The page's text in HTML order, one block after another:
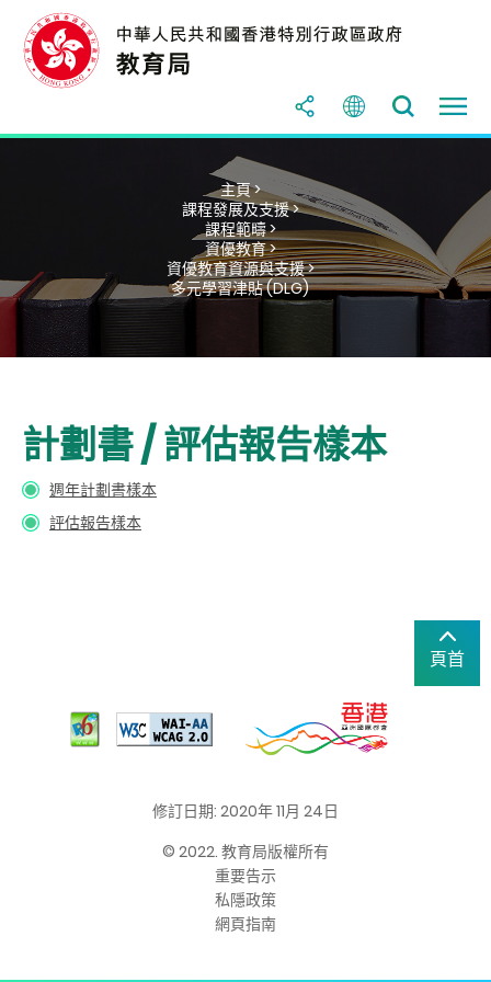
主頁 >
課程發展及支援 >
課程範疇 >
資優教育 >
資優教育資源與支援 >
多元學習津貼 (DLG)
計劃書 / 評估報告樣本
週年計劃書樣本
評估報告樣本
頁首
修訂日期: 2020年 11月 24日
© 2022. 教育局版權所有
重要告示
私隱政策
網頁指南